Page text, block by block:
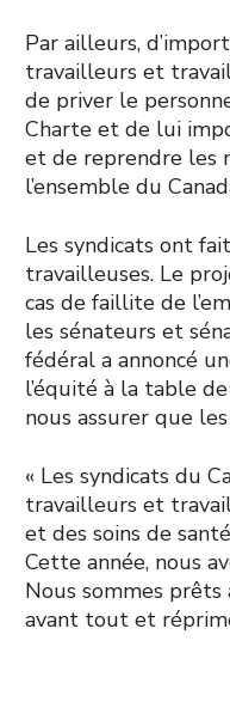
Par ailleurs,
travailleurs et
de priver le
Charte et de lui
et de reprendre les
l’ensemble du
Les syndicats ont
travailleuses. Le
cas de faillite de
les sénateurs et
fédéral a annoncé
l’équité à la table
nous assurer que
« Les syndicats du
travailleurs et
et des soins de
Cette année, nous
Nous sommes
avant tout et